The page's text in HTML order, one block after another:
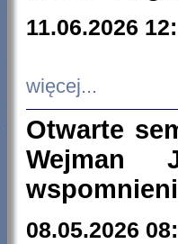
11.06.2026
więcej...
Otwarte
Wejman
08.05.2026